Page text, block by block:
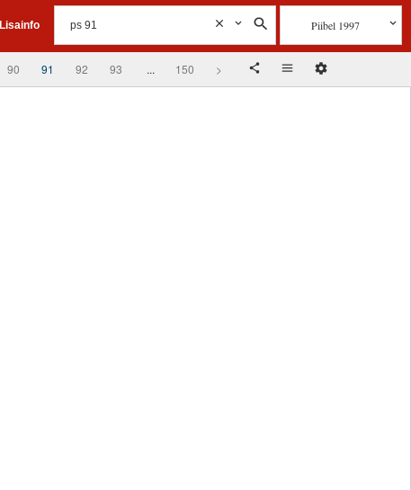
Lisainfo Piibel 1997
90 91 92 93 ... 150 >